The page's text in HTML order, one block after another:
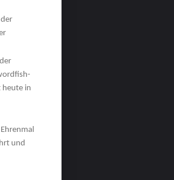
heute in
und